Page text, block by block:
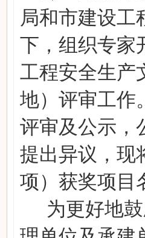
局和市建设工
下，组织专家
工程安全生产
地）评审工作
评审及公示，
提出异议，现
项）获奖项目
为更好地